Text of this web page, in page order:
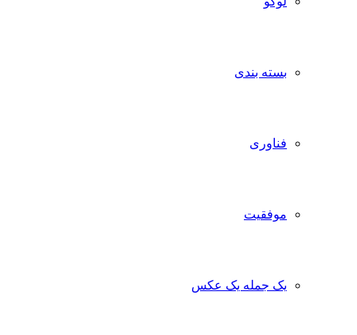
بسته بندی
فناوری
موفقیت
یک جمله یک عکس